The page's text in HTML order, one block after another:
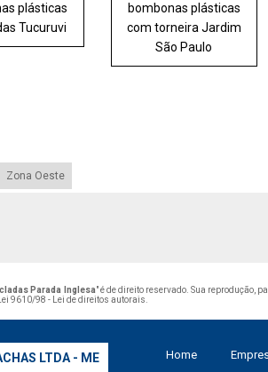
plásticas
Tucuruvi
bombonas plásticas
com torneira Jardim
São Paulo
Zona Oeste
Parada Inglesa" é de direito reservado. Sua reprodução,
Lei 9610/98 - Lei de direitos autorais
LTDA - ME Home